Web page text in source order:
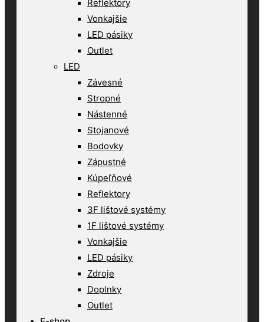
Reflektory
Vonkajšie
LED pásiky
Outlet
LED
Závesné
Stropné
Nástenné
Stojanové
Bodovky
Zápustné
Kúpeľňové
Reflektory
3F lištové systémy
1F lištové systémy
Vonkajšie
LED pásiky
Zdroje
Doplnky
Outlet